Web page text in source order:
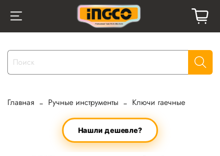
Главная Ручные инструменты Ключи гаечные
Нашли дешевле?